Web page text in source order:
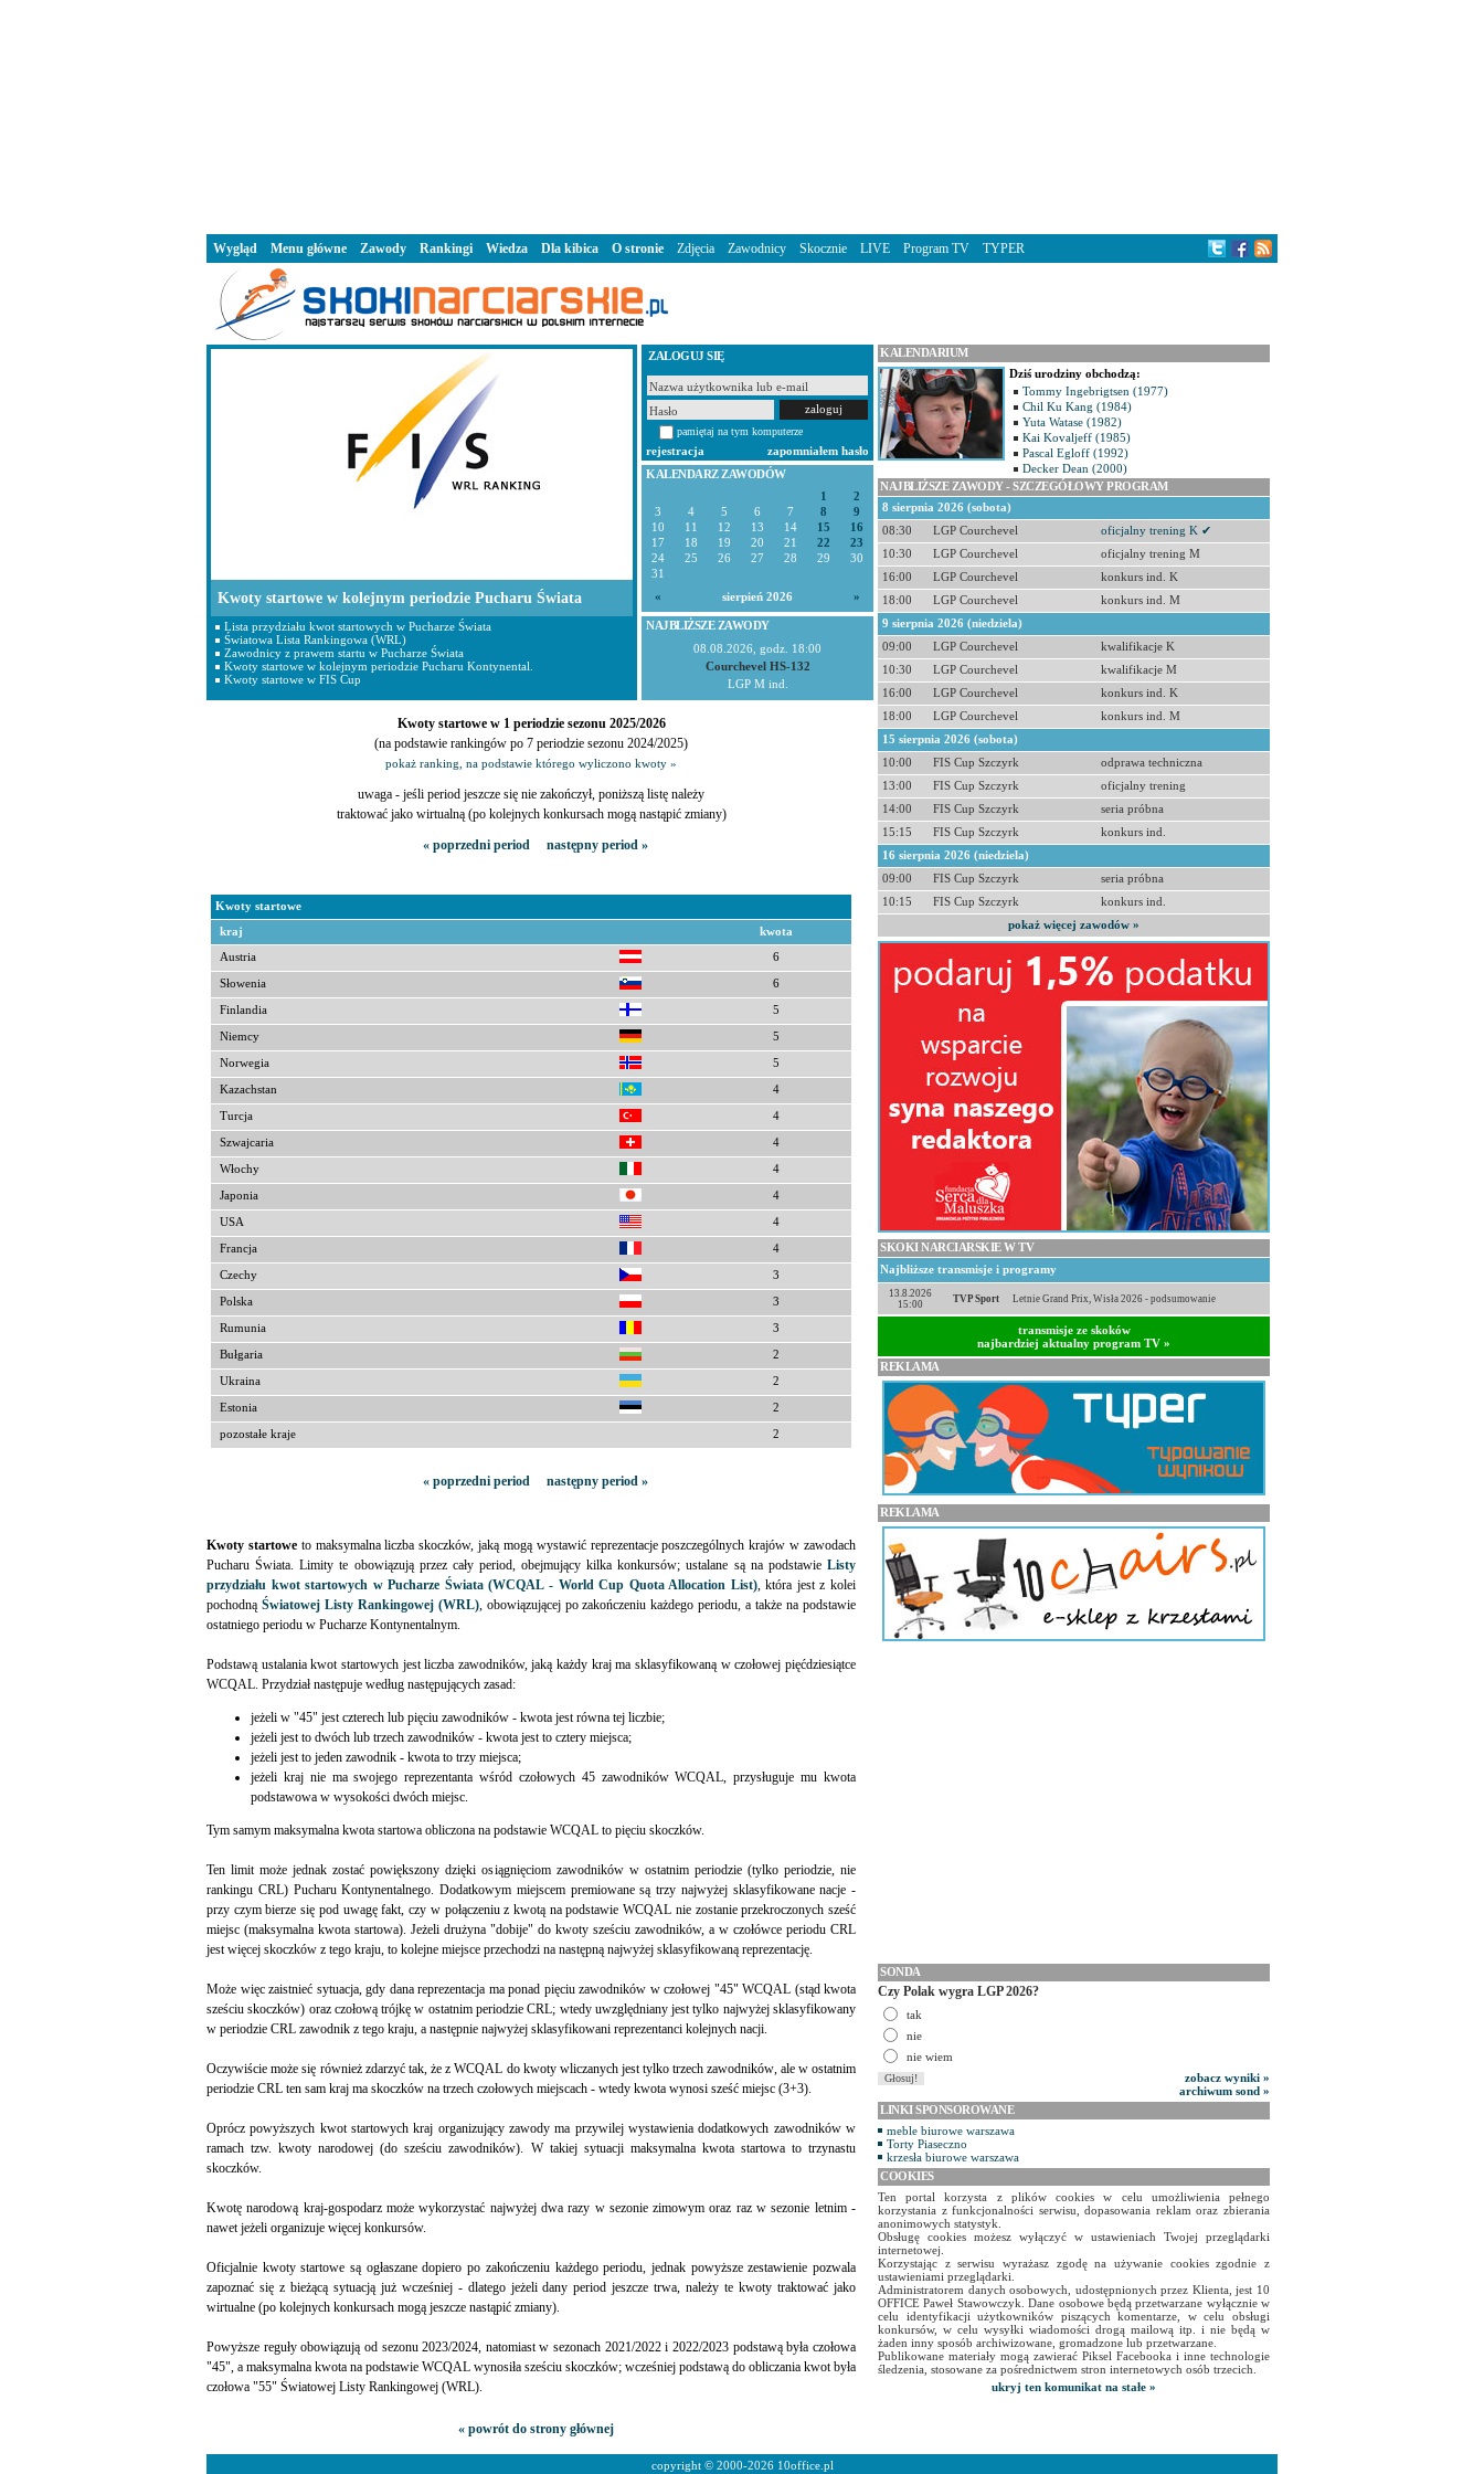
ZALOGUJ SIĘ
pamiętaj na tym komputerze
rejestracja
zapomniałem hasło
KALENDARZ ZAWODÓW
1
2
3
4 5 6 7 8
9
10
11 12 13 14 15
16
17
18 19 20 21 22
23
24
25 26 27 28 29
30
31
«
sierpień 2026 »
NAJBLIŻSZE ZAWODY
08.08.2026, godz. 18:00
Courchevel HS-132
LGP M ind.
Kwoty startowe w 1 periodzie sezonu 2025/2026
(na podstawie rankingów po 7 periodzie sezonu 2024/2025)
pokaż ranking, na podstawie którego wyliczono kwoty »
uwaga - jeśli period jeszcze się nie zakończył, poniższą listę należy
traktować jako wirtualną (po kolejnych konkursach mogą nastąpić zmiany)
« poprzedni period
następny period »
Kwoty startowe
kraj kwota
Austria 6
Słowenia 6
Finlandia 5
Niemcy 5
Norwegia 5
Kazachstan 4
Turcja 4
Szwajcaria 4
Włochy 4
Japonia 4
USA 4
Francja 4
Czechy 3
Polska 3
Rumunia 3
Bułgaria 2
Ukraina 2
Estonia 2
pozostałe kraje 2
« poprzedni period następny period »
Kwoty startoweto maksymalna liczba skoczków, jaką mogą wystawić reprezentacje poszczególnych krajów w zawodach
Pucharu Świata. Limity te obowiązują przez cały period, obejmujący kilka konkursów; ustalane są na podstawie Listy
przydziału kwot startowych w Pucharze Świata (WCQAL - World Cup Quota Allocation List), która jest z kolei
pochodną Światowej Listy Rankingowej (WRL), obowiązującej po zakończeniu każdego periodu, a także na podstawie
ostatniego periodu w Pucharze Kontynentalnym.
Podstawą ustalania kwot startowych jest liczba zawodników, jaką każdy kraj ma sklasyfikowaną w czołowej pięćdziesiątce
WCQAL. Przydział następuje według następujących zasad:
jeżeli w "45" jest czterech lub pięciu zawodników - kwota jest równa tej liczbie;
jeżeli jest to dwóch lub trzech zawodników - kwota jest to cztery miejsca;
jeżeli jest to jeden zawodnik - kwota to trzy miejsca;
jeżeli kraj nie ma swojego reprezentanta wśród czołowych 45 zawodników WCQAL, przysługuje mu kwota
podstawowa w wysokości dwóch miejsc.
Tym samym maksymalna kwota startowa obliczona na podstawie WCQAL to pięciu skoczków.
Ten limit może jednak zostać powiększony dzięki osiągnięciom zawodników w ostatnim periodzie (tylko periodzie, nie
rankingu CRL) Pucharu Kontynentalnego. Dodatkowym miejscem premiowane są trzy najwyżej sklasyfikowane nacje -
przy czym bierze się pod uwagę fakt, czy w połączeniu z kwotą na podstawie WCQAL nie zostanie przekroczonych sześć
miejsc (maksymalna kwota startowa). Jeżeli drużyna "dobije" do kwoty sześciu zawodników, a w czołówce periodu CRL
jest więcej skoczków z tego kraju, to kolejne miejsce przechodzi na następną najwyżej sklasyfikowaną reprezentację.
Może więc zaistnieć sytuacja, gdy dana reprezentacja ma ponad pięciu zawodników w czołowej "45" WCQAL (stąd kwota
sześciu skoczków) oraz czołową trójkę w ostatnim periodzie CRL; wtedy uwzględniany jest tylko najwyżej sklasyfikowany
w periodzie CRL zawodnik z tego kraju, a następnie najwyżej sklasyfikowani reprezentanci kolejnych nacji.
Oczywiście może się również zdarzyć tak, że z WCQAL do kwoty wliczanych jest tylko trzech zawodników, ale w ostatnim
periodzie CRL ten sam kraj ma skoczków na trzech czołowych miejscach - wtedy kwota wynosi sześć miejsc (3+3).
Oprócz powyższych kwot startowych kraj organizujący zawody ma przywilej wystawienia dodatkowych zawodników w
ramach tzw. kwoty narodowej (do sześciu zawodników). W takiej sytuacji maksymalna kwota startowa to trzynastu
skoczków.
Kwotę narodową kraj-gospodarz może wykorzystać najwyżej dwa razy w sezonie zimowym oraz raz w sezonie letnim -
nawet jeżeli organizuje więcej konkursów.
Oficjalnie kwoty startowe są ogłaszane dopiero po zakończeniu każdego periodu, jednak powyższe zestawienie pozwala
zapoznać się z bieżącą sytuacją już wcześniej - dlatego jeżeli dany period jeszcze trwa, należy te kwoty traktować jako
wirtualne (po kolejnych konkursach mogą jeszcze nastąpić zmiany).
Powyższe reguły obowiązują od sezonu 2023/2024, natomiast w sezonach 2021/2022 i 2022/2023 podstawą była czołowa
"45", a maksymalna kwota na podstawie WCQAL wynosiła sześciu skoczków; wcześniej podstawą do obliczania kwot była
czołowa "55" Światowej Listy Rankingowej (WRL).
« powrót do strony głównej
Kwoty startowe w kolejnym periodzie Pucharu Świata
Lista przydziału kwot startowych w Pucharze Świata
Światowa Lista Rankingowa (WRL)
Zawodnicy z prawem startu w Pucharze Świata
Kwoty startowe w kolejnym periodzie Pucharu Kontynental.
Kwoty startowe w FIS Cup
KALENDARIUM
Dziś urodziny obchodzą:
Tommy Ingebrigtsen (1977)
Chil Ku Kang (1984)
Yuta Watase (1982)
Kai Kovaljeff (1985)
Pascal Egloff (1992)
Decker Dean (2000)
NAJBLIŻSZE ZAWODY - SZCZEGÓŁOWY PROGRAM
8 sierpnia 2026 (sobota)
08:30
LGP Courchevel
oficjalny trening K ✔
10:30
LGP Courchevel
oficjalny trening M
16:00
LGP Courchevel
konkurs ind. K
18:00
LGP Courchevel
konkurs ind. M
9 sierpnia 2026 (niedziela)
09:00
LGP Courchevel
kwalifikacje K
10:30
LGP Courchevel
kwalifikacje M
16:00
LGP Courchevel
konkurs ind. K
18:00
LGP Courchevel
konkurs ind. M
15 sierpnia 2026 (sobota)
10:00
FIS Cup Szczyrk
odprawa techniczna
13:00
FIS Cup Szczyrk
oficjalny trening
14:00
FIS Cup Szczyrk
seria próbna
15:15
FIS Cup Szczyrk
konkurs ind.
16 sierpnia 2026 (niedziela)
09:00
FIS Cup Szczyrk
seria próbna
10:15
FIS Cup Szczyrk
konkurs ind.
pokaż więcej zawodów »
SKOKI NARCIARSKIE W TV
Najbliższe transmisje i programy
13.8.2026
15:00
TVP Sport Letnie Grand Prix, Wisła 2026 - podsumowanie
transmisje ze skoków
najbardziej aktualny program TV »
REKLAMA
REKLAMA
SONDA
Czy Polak wygra LGP 2026?
tak
nie
nie wiem
zobacz wyniki »
archiwum sond »
LINKI SPONSOROWANE
meble biurowe warszawa
Torty Piaseczno
krzesła biurowe warszawa
COOKIES
Ten portal korzysta z plików cookies w celu umożliwienia pełnego
korzystania z funkcjonalności serwisu, dopasowania reklam oraz zbierania
anonimowych statystyk.
Obsługę cookies możesz wyłączyć w ustawieniach Twojej przeglądarki
internetowej.
Korzystając z serwisu wyrażasz zgodę na używanie cookies zgodnie z
ustawieniami przeglądarki.
Administratorem danych osobowych, udostępnionych przez Klienta, jest 10
OFFICE Paweł Stawowczyk. Dane osobowe będą przetwarzane wyłącznie w
celu identyfikacji użytkowników piszących komentarze, w celu obsługi
konkursów, w celu wysyłki wiadomości drogą mailową itp. i nie będą w
żaden inny sposób archiwizowane, gromadzone lub przetwarzane.
Publikowane materiały mogą zawierać Piksel Facebooka i inne technologie
śledzenia, stosowane za pośrednictwem stron internetowych osób trzecich.
ukryj ten komunikat na stałe »
copyright © 2000-2026 10office.pl
Wygląd Menu główne Zawody Rankingi Wiedza Dla kibica O stronie Zdjęcia Zawodnicy Skocznie LIVE Program TV TYPER